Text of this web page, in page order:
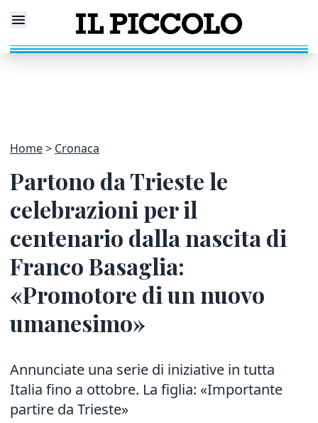
Home Cronaca
Partono da Trieste le
celebrazioni per il
centenario dalla nascita di
Franco Basaglia:
«Promotore di un nuovo
umanesimo»
Annunciate una serie di iniziative in tutta
Italia fino a ottobre. La figlia: «Importante
partire da Trieste»